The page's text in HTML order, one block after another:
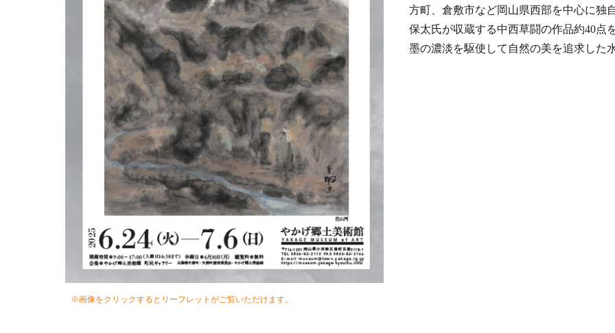
※画像をクリックするとリーフレットがご覧いただけます。
方町、倉敷市など岡山県西部を中心に独
保太氏が収蔵する中西草闘の作品約40点
墨の濃淡を駆使して自然の美を追求した